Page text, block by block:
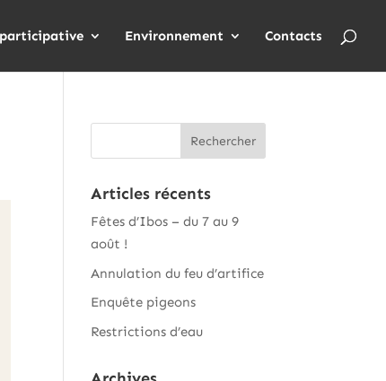
Environnement Contacts
Articles récents
Fêtes d’Ibos – du 7 au 9
août !
Annulation du feu d’artifice
Enquête pigeons
Restrictions d’eau